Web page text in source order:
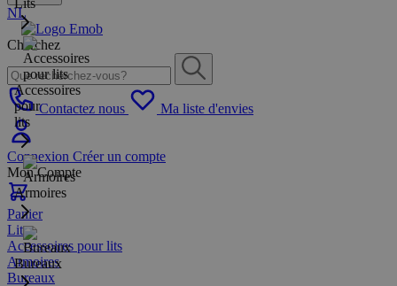
NL
Cherchez
Contactez nous Ma liste d'envies
Connexion Créer un compte
Mon Compte
Panier
Lits
Accessoires
pour
lits
Armoires
Bureaux
Lits
Accessoires pour lits
Armoires
Bureaux